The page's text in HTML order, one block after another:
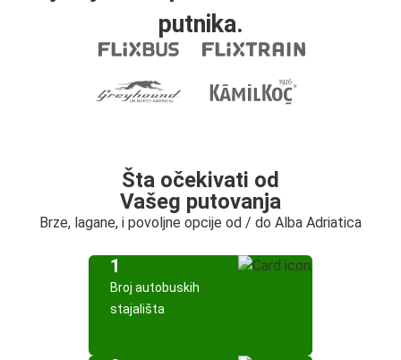
putnika.
Šta očekivati od
Vašeg putovanja
Brze, lagane, i povoljne opcije od / do Alba Adriatica
1
Broj autobuskih
stajališta